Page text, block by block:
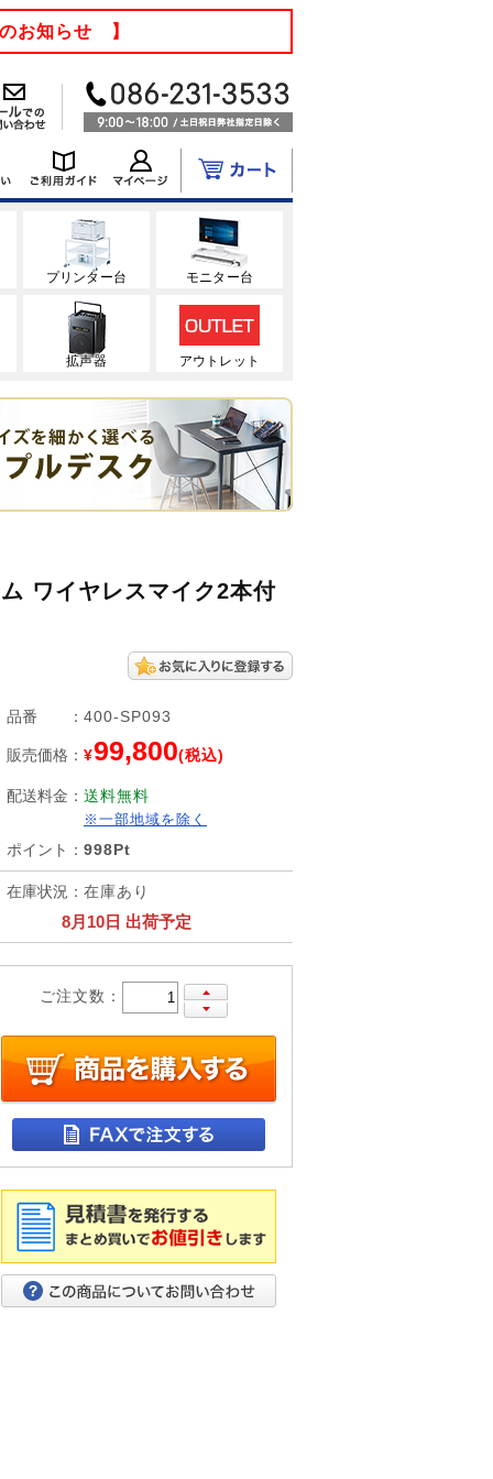
お知らせ 】
プリンター台 モニター台
拡声器 アウトレット
ワイヤレスマイク2本付
品番 ： 400-SP093
販売価格 ： ¥99,800(税込)
配送料金 ： 送料無料
※一部地域を除く
ポイント ： 998Pt
在庫状況 ： 在庫あり
8月10日 出荷予定
ご注文数：